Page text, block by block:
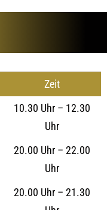
Zeit
10.30 Uhr – 12.30
Uhr
20.00 Uhr – 22.00
Uhr
20.00 Uhr – 21.30